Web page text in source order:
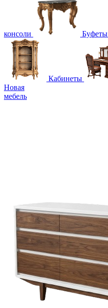
консоли Буфеты
Кабинеты
Новая
мебель